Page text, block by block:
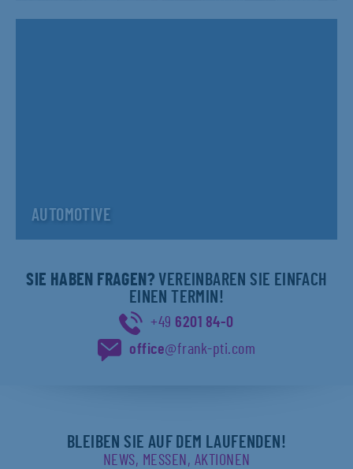
AUTOMOTIVE
SIE HABEN FRAGEN? VEREINBAREN SIE EINFACH
EINEN TERMIN!
+49 6201 84-0
office@frank-pti.com
BLEIBEN SIE AUF DEM LAUFENDEN!
NEWS, MESSEN, AKTIONEN